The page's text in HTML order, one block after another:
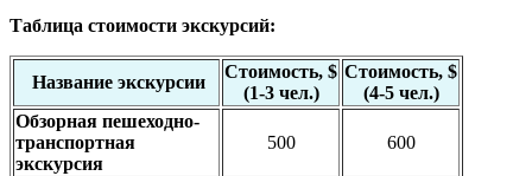
Таблица стоимости экскурсий:
Название экскурсии
Стоимость, $
(1-3 чел.)
Стоимость, $
(4-5 чел.)
Обзорная пешеходно-
транспортная
экскурсия
500 600